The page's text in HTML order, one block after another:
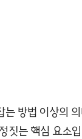
는 방법 이상의
짓는 핵심 요소